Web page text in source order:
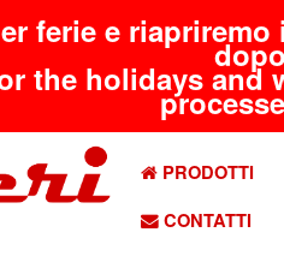
ferie e
the holidays
PRODOTTI
CONTATTI